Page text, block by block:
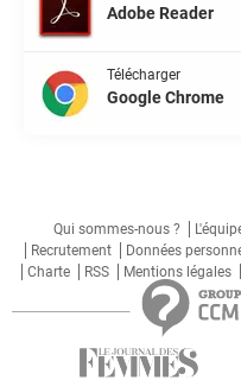
Adobe Reader
Télécharger
Google Chrome
Qui sommes-nous ?
Recrutement
Données
Charte
RSS Mentions légales